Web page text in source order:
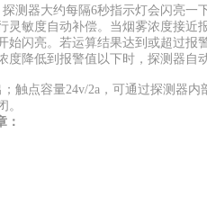
器大约每隔6秒指示灯会闪亮一
灵敏度自动补偿。当烟雾浓度接近
始闪亮。若运算结果达到或超过报
度降低到报警值以下时，探测器自
点容量24v/2a，可通过探测器内
。
：